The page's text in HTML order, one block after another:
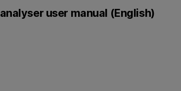
user manual (English)